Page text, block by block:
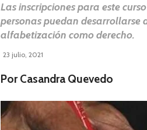
Las inscripciones para este
personas puedan desarrollarse
alfabetización como derecho.
23 julio, 2021
Por Casandra Quevedo